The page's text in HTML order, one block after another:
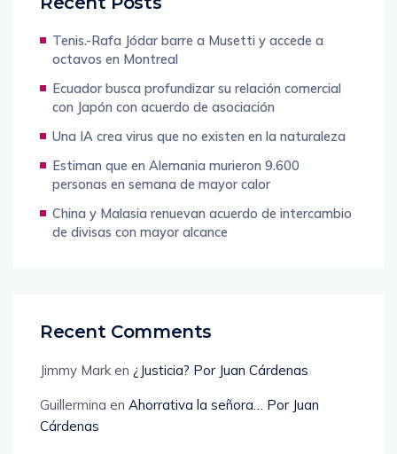
Tenis.-Rafa Jódar barre a Musetti y accede a
octavos en Montreal
Ecuador busca profundizar su relación comercial
con Japón con acuerdo de asociación
Una IA crea virus que no existen en la naturaleza
Estiman que en Alemania murieron 9.600
personas en semana de mayor calor
China y Malasia renuevan acuerdo de intercambio
de divisas con mayor alcance
Recent Comments
Jimmy Mark en ¿Justicia? Por Juan Cárdenas
Guillermina en Ahorrativa la señora… Por Juan
Cárdenas